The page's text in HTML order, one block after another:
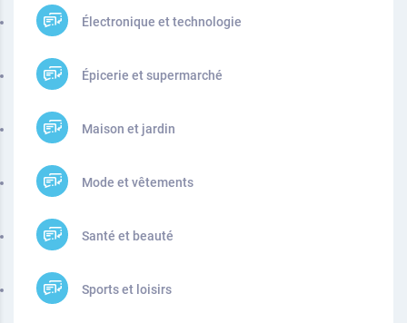
Électronique et technologie
Épicerie et supermarché
Maison et jardin
Mode et vêtements
Santé et beauté
Sports et loisirs